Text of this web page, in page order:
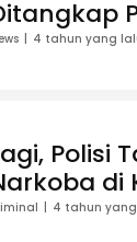
4 tahun yang
Polisi
di
4 tahun